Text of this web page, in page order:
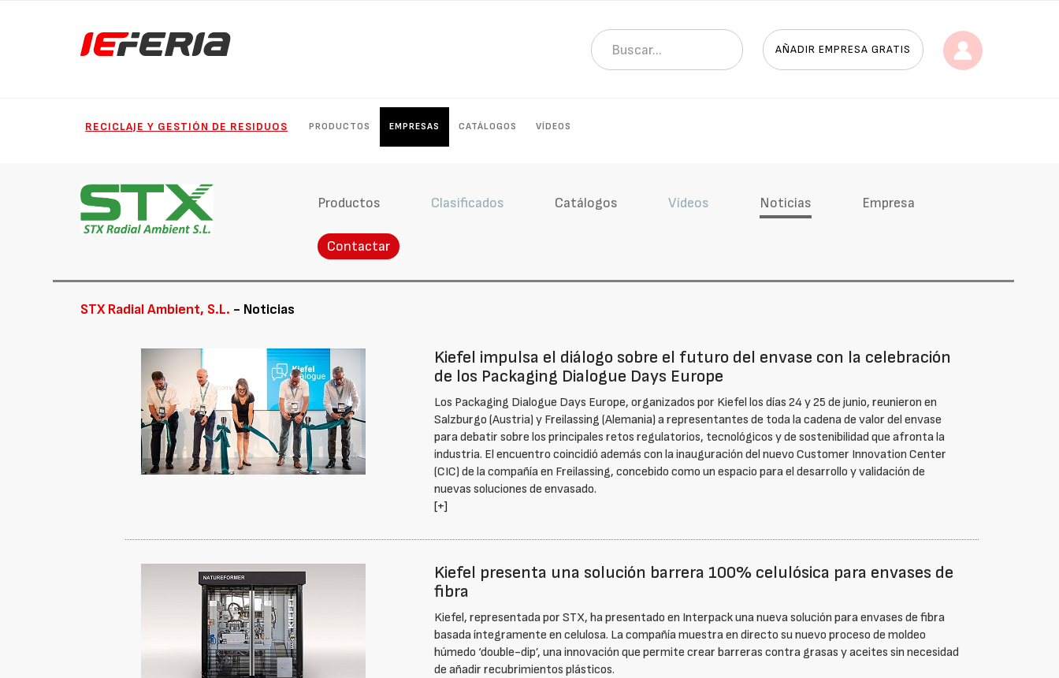
AÑADIR EMPRESA GRATIS
RECICLAJE Y GESTIÓN DE RESIDUOS PRODUCTOS EMPRESAS CATÁLOGOS VÍDEOS
Productos Clasificados Catálogos Vídeos Noticias Empresa
Contactar
STX Radial Ambient, S.L. - Noticias
Kiefel impulsa el diálogo sobre el futuro del envase con la celebración
de los Packaging Dialogue Days Europe
Los Packaging Dialogue Days Europe, organizados por Kiefel los días 24 y 25 de junio, reunieron en
Salzburgo (Austria) y Freilassing (Alemania) a representantes de toda la cadena de valor del envase
para debatir sobre los principales retos regulatorios, tecnológicos y de sostenibilidad que afronta la
industria. El encuentro coincidió además con la inauguración del nuevo Customer Innovation Center
(CIC) de la compañía en Freilassing, concebido como un espacio para el desarrollo y validación de
nuevas soluciones de envasado.
[+]
Kiefel presenta una solución barrera 100% celulósica para envases de
fibra
Kiefel, representada por STX, ha presentado en Interpack una nueva solución para envases de fibra
basada íntegramente en celulosa. La compañía muestra en directo su nuevo proceso de moldeo
húmedo ‘double-dip’, una innovación que permite crear barreras contra grasas y aceites sin necesidad
de añadir recubrimientos plásticos.